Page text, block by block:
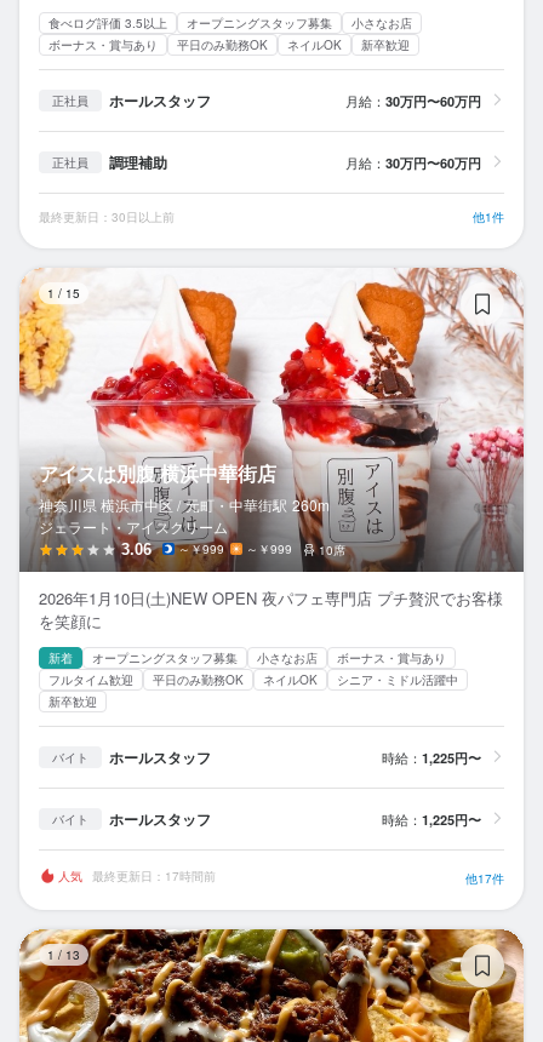
食べログ評価 3.5以上 オープニングスタッフ募集
小さなお店
ボーナス・賞与あり
平日のみ勤務OK ネイルOK 新卒歓迎
正社員 ホールスタッフ 月給： 30万円〜60万円
正社員 調理補助 月給： 30万円〜60万円
最終更新日：30日以上前 他1件
1 / 15
アイスは別腹 横浜中華街店
神奈川県 横浜市中区 / 元町・中華街駅 260m
ジェラート・アイスクリーム
3.06 ～￥999 ～￥999 10席
2026年1月10日(土)NEW OPEN 夜パフェ専門店 ‪‬プチ贅沢でお客様
を笑顔に
新着 オープニングスタッフ募集 小さなお店
ボーナス・賞与あり
フルタイム歓迎
平日のみ勤務OK ネイルOK
シニア・ミドル活躍中
新卒歓迎
バイト ホールスタッフ 時給： 1,225円〜
バイト ホールスタッフ 時給： 1,225円〜
人気 最終更新日：17時間前 他17件
1 / 13